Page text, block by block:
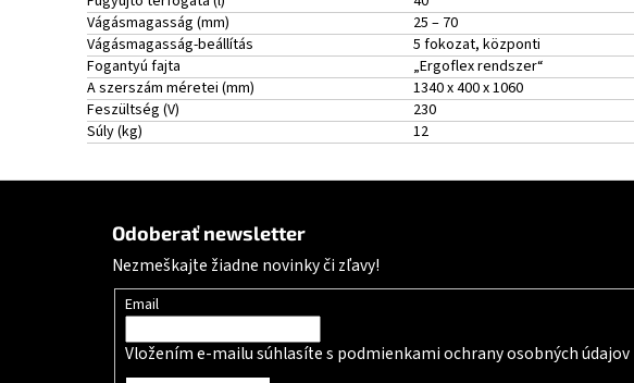
Vágásmagasság (mm)
25 – 70
Vágásmagasság-beállítás
5 fokozat, központi
Fogantyú fajta
„Ergoflex rendszer“
A szerszám méretei (mm)
1340 x 400 x 1060
Feszültség (V)
230
Súly (kg)
12
Odoberať newsletter
Nezmeškajte žiadne novinky či zľavy!
Email
Vložením e-mailu súhlasíte s podmienkami ochrany osobných údajov